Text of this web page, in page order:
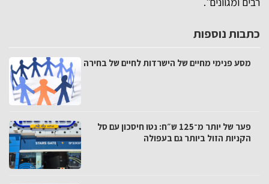
כתבות נוספות
מסע פנימי מחיים של הישרדות לחיים של בחירה
פער של יותר מ־125 ש״ח: נטו חיסכון עם סל
הקניות הזול ביותר גם בעפולה